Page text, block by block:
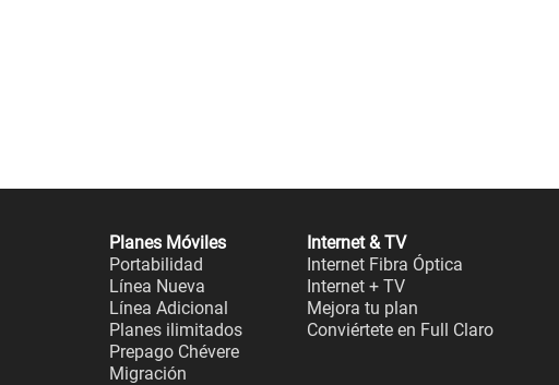
Planes Móviles
Portabilidad
Línea Nueva
Línea Adicional
Planes ilimitados
Prepago Chévere
Migración
Internet & TV
Internet Fibra Óptica
Internet + TV
Mejora tu plan
Conviértete en Full Claro